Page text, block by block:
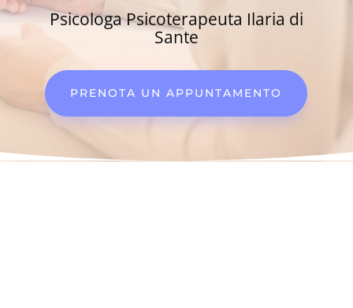
Psicologa Psicoterapeuta Ilaria di
Sante
PRENOTA UN APPUNTAMENTO